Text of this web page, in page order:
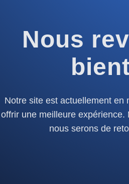
Nous
Notre site est actuellement en
offrir une meilleure expérience.
nous serons de